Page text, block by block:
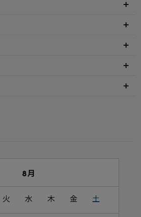
8月
火 水 木 金 土